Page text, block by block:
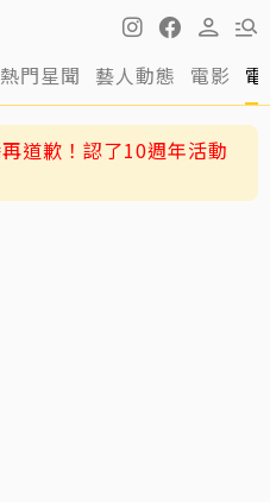
熱門星聞 藝人動態 電影
道歉！認了10週年活動